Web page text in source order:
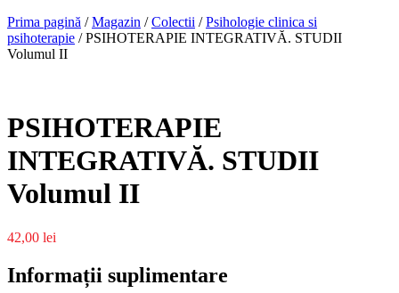
Prima pagină /Magazin /Colectii /Psihologie clinica si
psihoterapie / PSIHOTERAPIE INTEGRATIVĂ. STUDII
Volumul II
PSIHOTERAPIE
INTEGRATIVĂ. STUDII
Volumul II
42,00 lei
Informații suplimentare